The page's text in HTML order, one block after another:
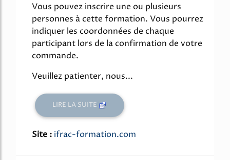
Vous pouvez inscrire une ou plusieurs
personnes à cette formation. Vous pourrez
indiquer les coordonnées de chaque
participant lors de la confirmation de votre
commande.
Veuillez patienter, nous...
LIRE LA SUITE
Site : ifrac-formation.com